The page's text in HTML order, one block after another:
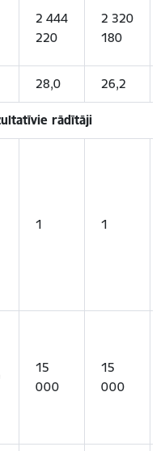
2 444
220
2 320
180
28,0 26,2
rādītāji
1 1
15
000
15
000